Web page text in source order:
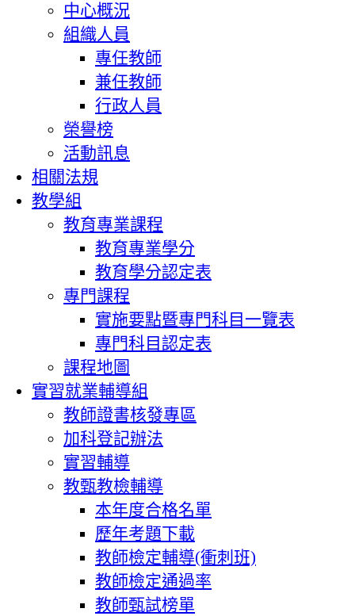
中心概況
組織人員
專任教師
兼任教師
行政人員
榮譽榜
活動訊息
相關法規
教學組
教育專業課程
教育專業學分
教育學分認定表
專門課程
實施要點暨專門科目一覽表
專門科目認定表
課程地圖
實習就業輔導組
教師證書核發專區
加科登記辦法
實習輔導
教甄教檢輔導
本年度合格名單
歷年考題下載
教師檢定輔導(衝刺班)
教師檢定通過率
教師甄試榜單